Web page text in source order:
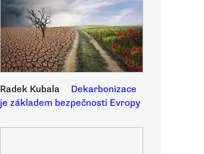
Radek Kubala
Dekarbonizace
je základem bezpečnosti Evropy